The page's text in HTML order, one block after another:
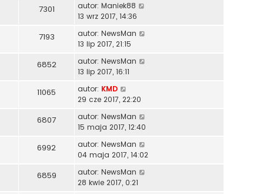
7301 autor: Maniek88
13 wrz 2017, 14:36
7193 autor: NewsMan
13 lip 2017, 21:15
6852 autor: NewsMan
13 lip 2017, 16:11
11065 autor: KMD
29 cze 2017, 22:20
6807 autor: NewsMan
15 maja 2017, 12:40
6992 autor: NewsMan
04 maja 2017, 14:02
6859 autor: NewsMan
28 kwie 2017, 0:21